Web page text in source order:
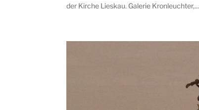
der Kirche Lieskau. Galerie Kronleuchter,...